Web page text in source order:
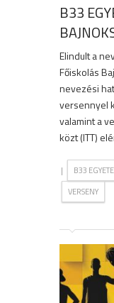
B33
Elindult a
Főiskolás
nevezési
versennyel
valamint a
közt (ITT)
| B33
VERSENY